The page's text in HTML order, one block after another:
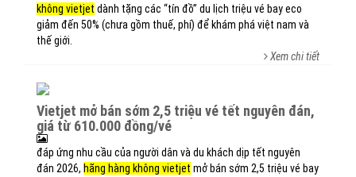
không vietjet dành tặng các “tín đồ” du lịch triệu vé bay eco
giảm đến 50% (chưa gồm thuế, phí) để khám phá việt nam và
thế giới.
Xem chi tiết
vietjet mở bán sớm 2,5 triệu vé tết nguyên đán,
giá từ 610.000 đồng/vé
đáp ứng nhu cầu của người dân và du khách dịp tết nguyên
đán 2026, hãng hàng không vietjet mở bán sớm 2,5 triệu vé bay